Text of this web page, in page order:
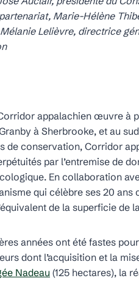
Marie-Hélène
Lelièvre, directrice
appalachien œuvre à
à Sherbrooke, et au
de conservation, Corridor
par l’entremise de
En collaboration
qui célèbre ses 20
de la superficie de
années ont été fastes
dont l’acquisition et la
Nadeau (125 hectares), la